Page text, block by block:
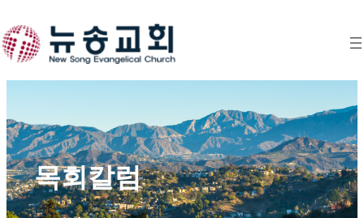
to
content
목회칼럼